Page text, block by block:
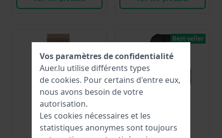
Ice-Watch Casio
Best-seller
Vos paramètres de confidentialité
Auer.lu utilise différents types
de cookies. Pour certains d'entre eux,
nous avons besoin de votre
autorisation.
Les cookies nécessaires et les
statistiques anonymes sont toujours